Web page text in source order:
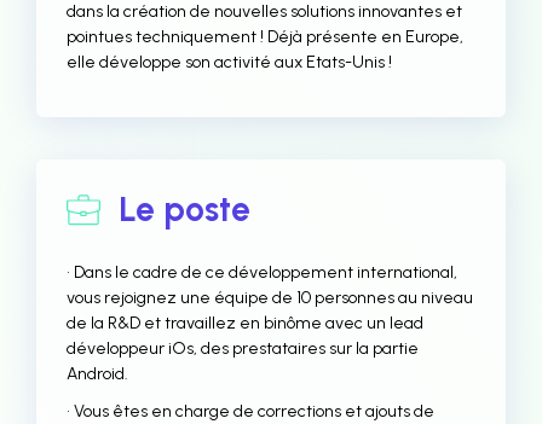
dans la création de nouvelles solutions innovantes et
pointues techniquement ! Déjà présente en Europe,
elle développe son activité aux Etats-Unis !
Le poste
• Dans le cadre de ce développement international,
vous rejoignez une équipe de 10 personnes au niveau
de la R&D et travaillez en binôme avec un lead
développeur iOs, des prestataires sur la partie
Android.
• Vous êtes en charge de corrections et ajouts de